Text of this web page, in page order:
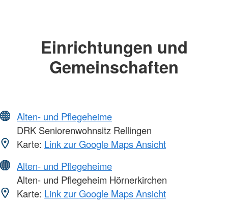
Einrichtungen und
Gemeinschaften
Alten- und Pflegeheime
DRK Seniorenwohnsitz Rellingen
Karte: Link zur Google Maps Ansicht
Alten- und Pflegeheime
Alten- und Pflegeheim Hörnerkirchen
Karte: Link zur Google Maps Ansicht